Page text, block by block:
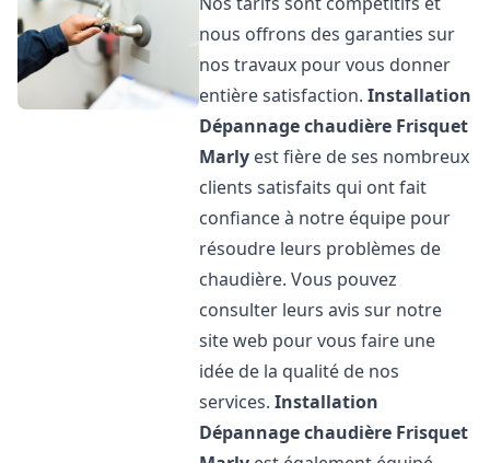
nous offrons des garanties sur
nos travaux pour vous donner
entière satisfaction.Installation
Dépannage chaudière Frisquet
Marly est fière de ses nombreux
clients satisfaits qui ont fait
confiance à notre équipe pour
résoudre leurs problèmes de
chaudière. Vous pouvez
consulter leurs avis sur notre
site web pour vous faire une
idée de la qualité de nos
services.Installation
Dépannage chaudière Frisquet